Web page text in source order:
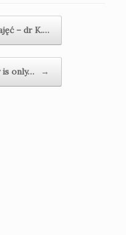
– dr K.…
is only… →